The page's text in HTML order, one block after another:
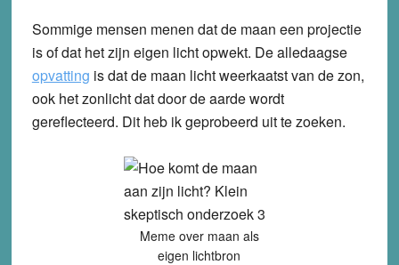
Sommige mensen menen dat de maan een projectie
is of dat het zijn eigen licht opwekt. De alledaagse
opvatting is dat de maan licht weerkaatst van de zon,
ook het zonlicht dat door de aarde wordt
gereflecteerd. Dit heb ik geprobeerd uit te zoeken.
Meme over maan als
eigen lichtbron